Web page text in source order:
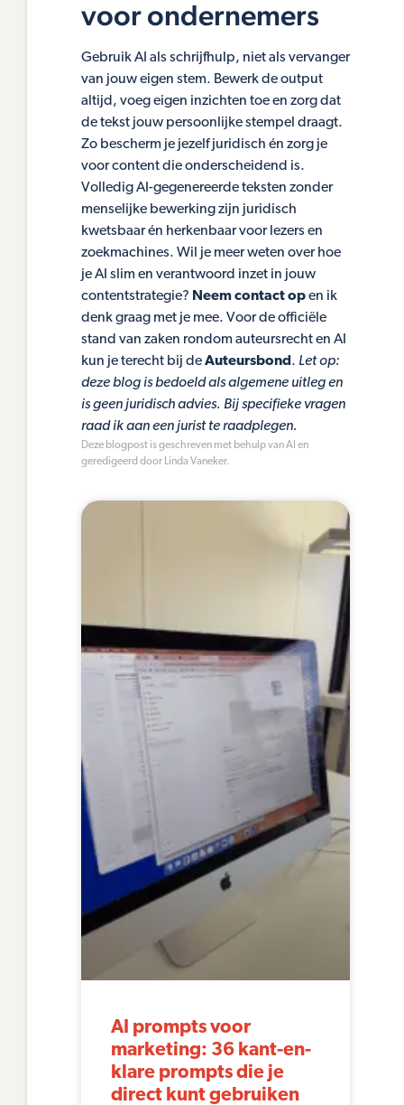
voor ondernemers
Gebruik AI als schrijfhulp, niet als vervanger
van jouw eigen stem. Bewerk de output
altijd, voeg eigen inzichten toe en zorg dat
de tekst jouw persoonlijke stempel draagt.
Zo bescherm je jezelf juridisch én zorg je
voor content die onderscheidend is.
Volledig AI-gegenereerde teksten zonder
menselijke bewerking zijn juridisch
kwetsbaar én herkenbaar voor lezers en
zoekmachines. Wil je meer weten over hoe
je AI slim en verantwoord inzet in jouw
contentstrategie? Neem contact open ik
denk graag met je mee. Voor de officiële
stand van zaken rondom auteursrecht en AI
kun je terecht bij deAuteursbond . Let op:
deze blog is bedoeld als algemene uitleg en
is geen juridisch advies. Bij specifieke vragen
raad ik aan een jurist te raadplegen.
Deze blogpost is geschreven met behulp van AI en
geredigeerd door Linda Vaneker.
AI prompts voor
marketing: 36 kant-en-
klare prompts die je
direct kunt gebruiken